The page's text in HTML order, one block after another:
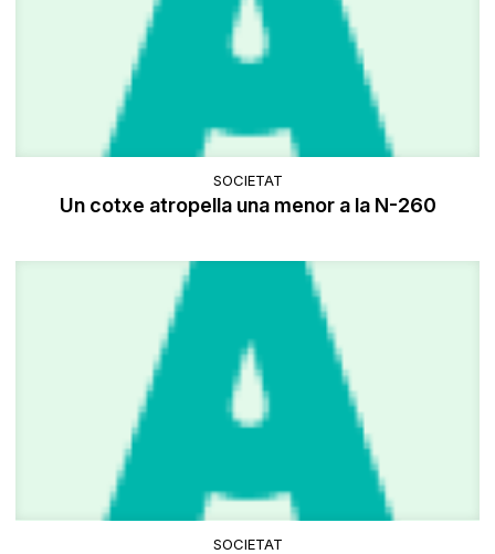
SOCIETAT
Un cotxe atropella una menor a la N-260
SOCIETAT